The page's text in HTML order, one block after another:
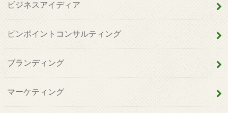
ビジネスアイディア
ピンポイントコンサルティング
ブランディング
マーケティング